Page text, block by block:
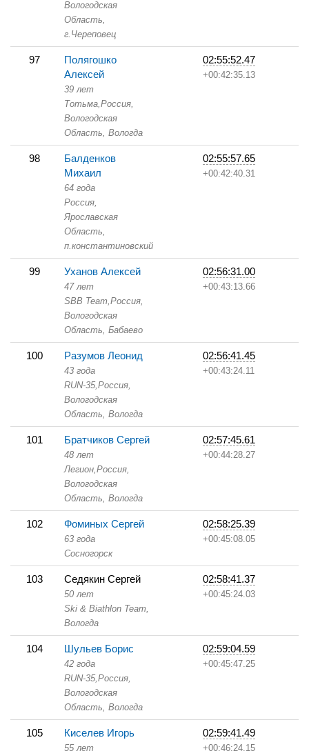
Вологодская
Область,
г.Череповец
97
Полягошко
Алексей
39 лет
Тотьма,Россия,
Вологодская
Область, Вологда
02:55:52.47
+00:42:35.13
98
Балденков
Михаил
64 года
Россия,
Ярославская
Область,
п.константиновский
02:55:57.65
+00:42:40.31
99 Уханов Алексей
47 лет
SBB Team,Россия,
Вологодская
Область, Бабаево
02:56:31.00
+00:43:13.66
100 Разумов Леонид
43 года
RUN-35,Россия,
Вологодская
Область, Вологда
02:56:41.45
+00:43:24.11
101 Братчиков Сергей
48 лет
Легион,Россия,
Вологодская
Область, Вологда
02:57:45.61
+00:44:28.27
102 Фоминых Сергей
63 года
Сосногорск
02:58:25.39
+00:45:08.05
103 Седякин Сергей
50 лет
Ski & Biathlon Team,
Вологда
02:58:41.37
+00:45:24.03
104 Шульев Борис
42 года
RUN-35,Россия,
Вологодская
Область, Вологда
02:59:04.59
+00:45:47.25
105 Киселев Игорь
55 лет
02:59:41.49
+00:46:24.15